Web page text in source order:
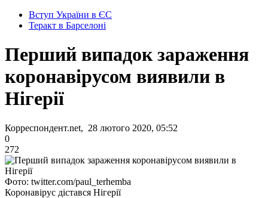
Вступ України в ЄС
Теракт в Барселоні
Перший випадок зараження
коронавірусом виявили в
Нігерії
Корреспондент.net, 28 лютого 2020, 05:52
0
272
Фото: twitter.com/paul_terhemba
Коронавірус дістався Нігерії